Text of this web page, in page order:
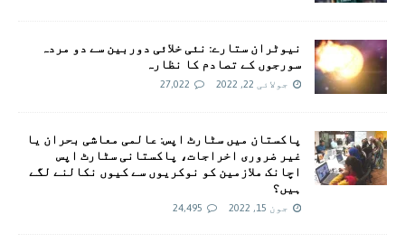
نیوٹران ستارے: نئی خلائی دوربین سے دو مردہ
سورجوں کے تصادم کا نظارہ
جولائی 22, 2022 27,022
پاکستان میں سٹارٹ اپس: عالمی معاشی بحران یا
غیر ضروری اخراجات، پاکستانی سٹارٹ اپس
اچانک ملازمین کو نوکریوں سے کیوں نکالنے لگے
ہیں؟
جون 15, 2022 24,495